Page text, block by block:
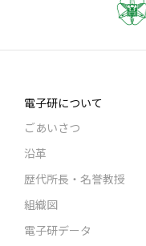
電子研について
ごあいさつ
沿革
歴代所長・名誉教授
組織図
電子研データ